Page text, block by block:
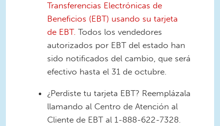
Transferencias Electrónicas de
Beneficios (EBT) usando su tarjeta
de EBT. Todos los vendedores
autorizados por EBT del estado han
sido notificados del cambio, que será
efectivo hasta el 31 de octubre.
¿Perdiste tu tarjeta EBT? Reemplázala
llamando al Centro de Atención al
Cliente de EBT al 1-888-622-7328.